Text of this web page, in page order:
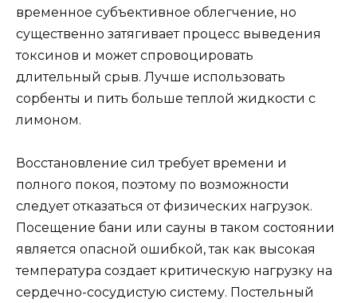
временное субъективное облегчение, но
существенно затягивает процесс выведения
токсинов и может спровоцировать
длительный срыв. Лучше использовать
сорбенты и пить больше теплой жидкости с
лимоном.
Восстановление сил требует времени и
полного покоя, поэтому по возможности
следует отказаться от физических нагрузок.
Посещение бани или сауны в таком состоянии
является опасной ошибкой, так как высокая
температура создает критическую нагрузку на
сердечно-сосудистую систему. Постельный